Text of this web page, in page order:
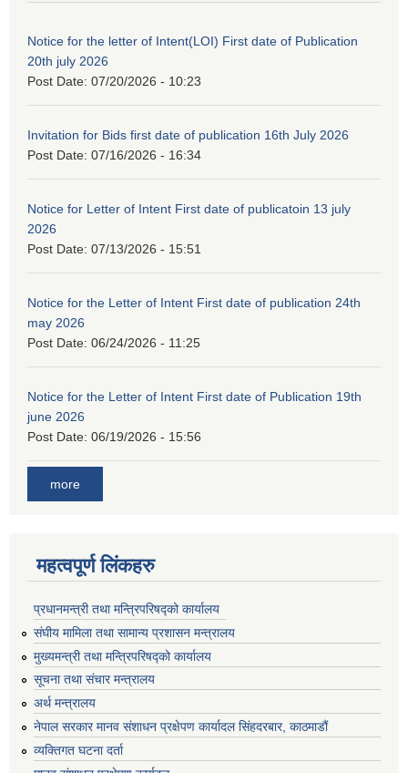
Notice for the letter of Intent(LOI) First date of Publication
20th july 2026
Post Date: 07/20/2026 - 10:23
Invitation for Bids first date of publication 16th July 2026
Post Date: 07/16/2026 - 16:34
Notice for Letter of Intent First date of publicatoin 13 july
2026
Post Date: 07/13/2026 - 15:51
Notice for the Letter of Intent First date of publication 24th
may 2026
Post Date: 06/24/2026 - 11:25
Notice for the Letter of Intent First date of Publication 19th
june 2026
Post Date: 06/19/2026 - 15:56
more
महत्वपूर्ण लिंकहरु
प्रधानमन्त्री तथा मन्त्रिपरिषद्को कार्यालय
संघीय मामिला तथा सामान्य प्रशासन मन्त्रालय
मुख्यमन्त्री तथा मन्त्रिपरिषद्को कार्यालय
सूचना तथा संचार मन्त्रालय
अर्थ मन्त्रालय
नेपाल सरकार मानव संशाधन प्रक्षेपण कार्यादल सिंहदरबार, काठमाडौं
व्यक्तिगत घटना दर्ता